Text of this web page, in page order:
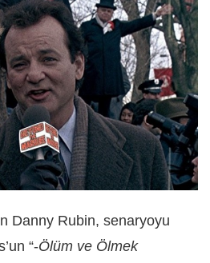
Danny Rubin, senaryoyu
“-Ölüm ve Ölmek